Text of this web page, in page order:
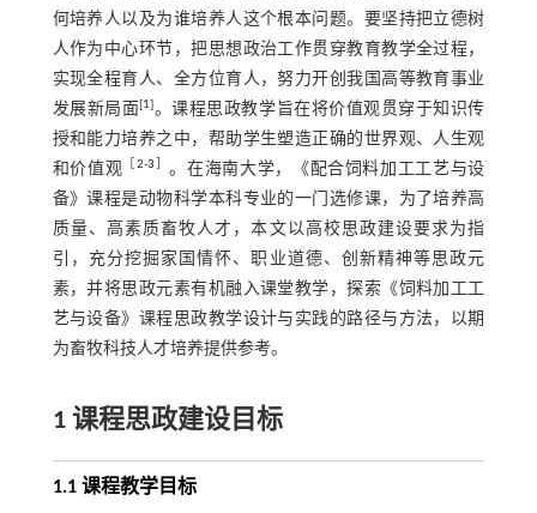
何培养人以及为谁培养人这个根本问题。要坚持把立德树
人作为中心环节，把思想政治工作贯穿教育教学全过程，
实现全程育人、全方位育人，努力开创我国高等教育事业
发展新局面[1]。课程思政教学旨在将价值观贯穿于知识传
授和能力培养之中，帮助学生塑造正确的世界观、人生观
和价值观
2-3
。在海南大学，《配合饲料加工工艺与设
备》课程是动物科学本科专业的一门选修课，为了培养高
质量、高素质畜牧人才，本文以高校思政建设要求为指
引，充分挖掘家国情怀、职业道德、创新精神等思政元
素，并将思政元素有机融入课堂教学，探索《饲料加工工
艺与设备》课程思政教学设计与实践的路径与方法，以期
为畜牧科技人才培养提供参考。
1 课程思政建设目标
1.1 课程教学目标